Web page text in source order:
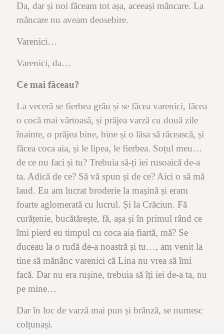
Da, dar și noi făceam tot așa, aceeași mâncare. La
mâncare nu aveam deosebire.
Varenici…
Varenici, da…
Ce mai făceau?
La veceră se fierbea grâu și se făcea varenici, făcea
o cocă mai vârtoasă, și prăjea varză cu două zile
înainte, o prăjea bine, bine și o lăsa să răcească, și
făcea coca aia, și le lipea, le fierbea. Soțul meu…
de ce nu faci și tu? Trebuia să-ți iei rusoaică de-a
ta. Adică de ce? Să vă spun și de ce? Aici o să mă
laud. Eu am lucrat broderie la mașină și eram
foarte aglomerată cu lucrul. Și la Crăciun. Fă
curățenie, bucătărește, fă, așa și în primul rând ce
îmi pierd eu timpul cu coca aia fiartă, mă? Se
duceau la o rudă de-a noastră și tu…, am venit la
tine să mănânc varenici că Lina nu vrea să îmi
facă. Dar nu era rușine, trebuia să îți iei de-a ta, nu
pe mine…
Dar în loc de varză mai pun și brânză, se numesc
colțunași.